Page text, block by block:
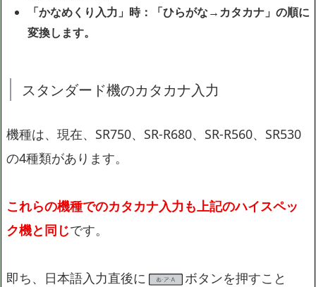
「かなめくり入力」時：「ひらがな→カタカナ」の順に
変換します。
スタンダード機のカタカナ入力
機種は、現在、SR750、SR-R680、SR-R560、SR530
の4種類があります。
これらの機種でのカタカナ入力も上記のハイスペッ
ク機と同じです。
即ち、日本語入力直後に
ボタンを押すこと